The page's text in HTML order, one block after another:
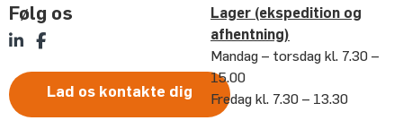
Følg os
Lad os kontakte dig
Lager (ekspedition og
afhentning)
Mandag – torsdag kl. 7.30 –
15.00
Fredag kl. 7.30 – 13.30